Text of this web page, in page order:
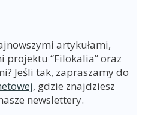
artykułami,
“Filokalia” oraz
Jeśli tak, zapraszamy do
, gdzie znajdziesz
newslettery.